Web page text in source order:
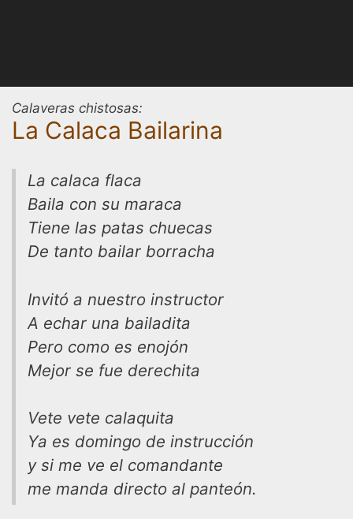
Calaveras chistosas:
La Calaca Bailarina
La calaca flaca
Baila con su maraca
Tiene las patas chuecas
De tanto bailar borracha
Invitó a nuestro instructor
A echar una bailadita
Pero como es enojón
Mejor se fue derechita
Vete vete calaquita
Ya es domingo de instrucción
y si me ve el comandante
me manda directo al panteón.